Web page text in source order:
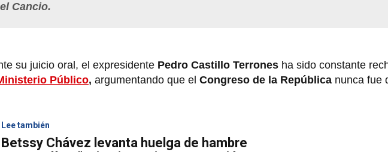
Cancio.
su juicio oral, el expresidente Pedro Castillo Terrones ha sido constante
Público, argumentando que el Congreso de la República nunca fue
Lee también
Betssy Chávez levanta huelga de hambre